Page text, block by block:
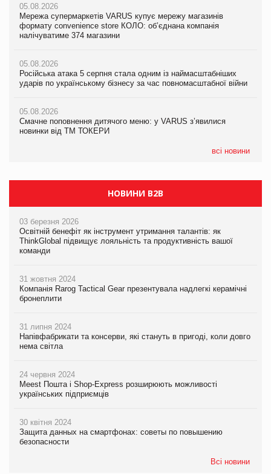
05.08.2026
Мережа супермаркетів VARUS купує мережу магазинів
формату convenience store КОЛО: об’єднана компанія
налічуватиме 374 магазини
05.08.2026
Російська атака 5 серпня стала одним із наймасштабніших
ударів по українському бізнесу за час повномасштабної війни
05.08.2026
Смачне поповнення дитячого меню: у VARUS з’явилися
новинки від ТМ ТОКЕРИ
всі новини
05.08.2026
Мережа супермаркетів VARUS купує мережу магазинів
формату convenience store КОЛО: об’єднана компанія
налічуватиме 374 магазини
05.08.2026
Російська атака 5 серпня стала одним із наймасштабніших
ударів по українському бізнесу за час повномасштабної війни
05.08.2026
Смачне поповнення дитячого меню: у VARUS з’явилися
новинки від ТМ ТОКЕРИ
05.08.2026
Adidas витратила понад $1 млрд на маркетинг за квартал
продуктів
НОВИНИ B2B
03 березня 2026
Освітній бенефіт як інструмент утримання талантів: як
ThinkGlobal підвищує лояльність та продуктивність вашої
команди
31 жовтня 2024
Компанія Rarog Tactical Gear презентувала надлегкі керамічні
бронеплити
31 липня 2024
Напівфабрикати та консерви, які стануть в пригоді, коли довго
нема світла
24 червня 2024
Meest Пошта і Shop-Express розширюють можливості
українських підприємців
30 квітня 2024
Защита данных на смартфонах: советы по повышению
безопасности
Всі новини